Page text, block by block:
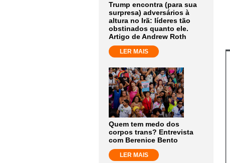
Trump encontra (para sua
surpresa) adversários à
altura no Irã: líderes tão
obstinados quanto ele.
Artigo de Andrew Roth
LER MAIS
Quem tem medo dos
corpos trans? Entrevista
com Berenice Bento
LER MAIS